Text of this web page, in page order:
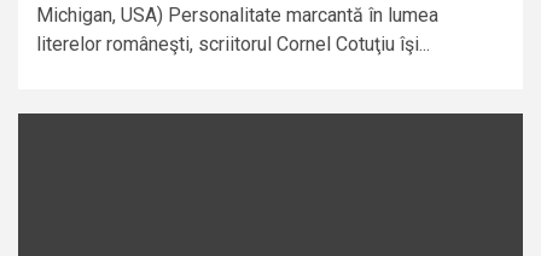
Michigan, USA) Personalitate marcantă în lumea
literelor româneşti, scriitorul Cornel Cotuţiu îşi...